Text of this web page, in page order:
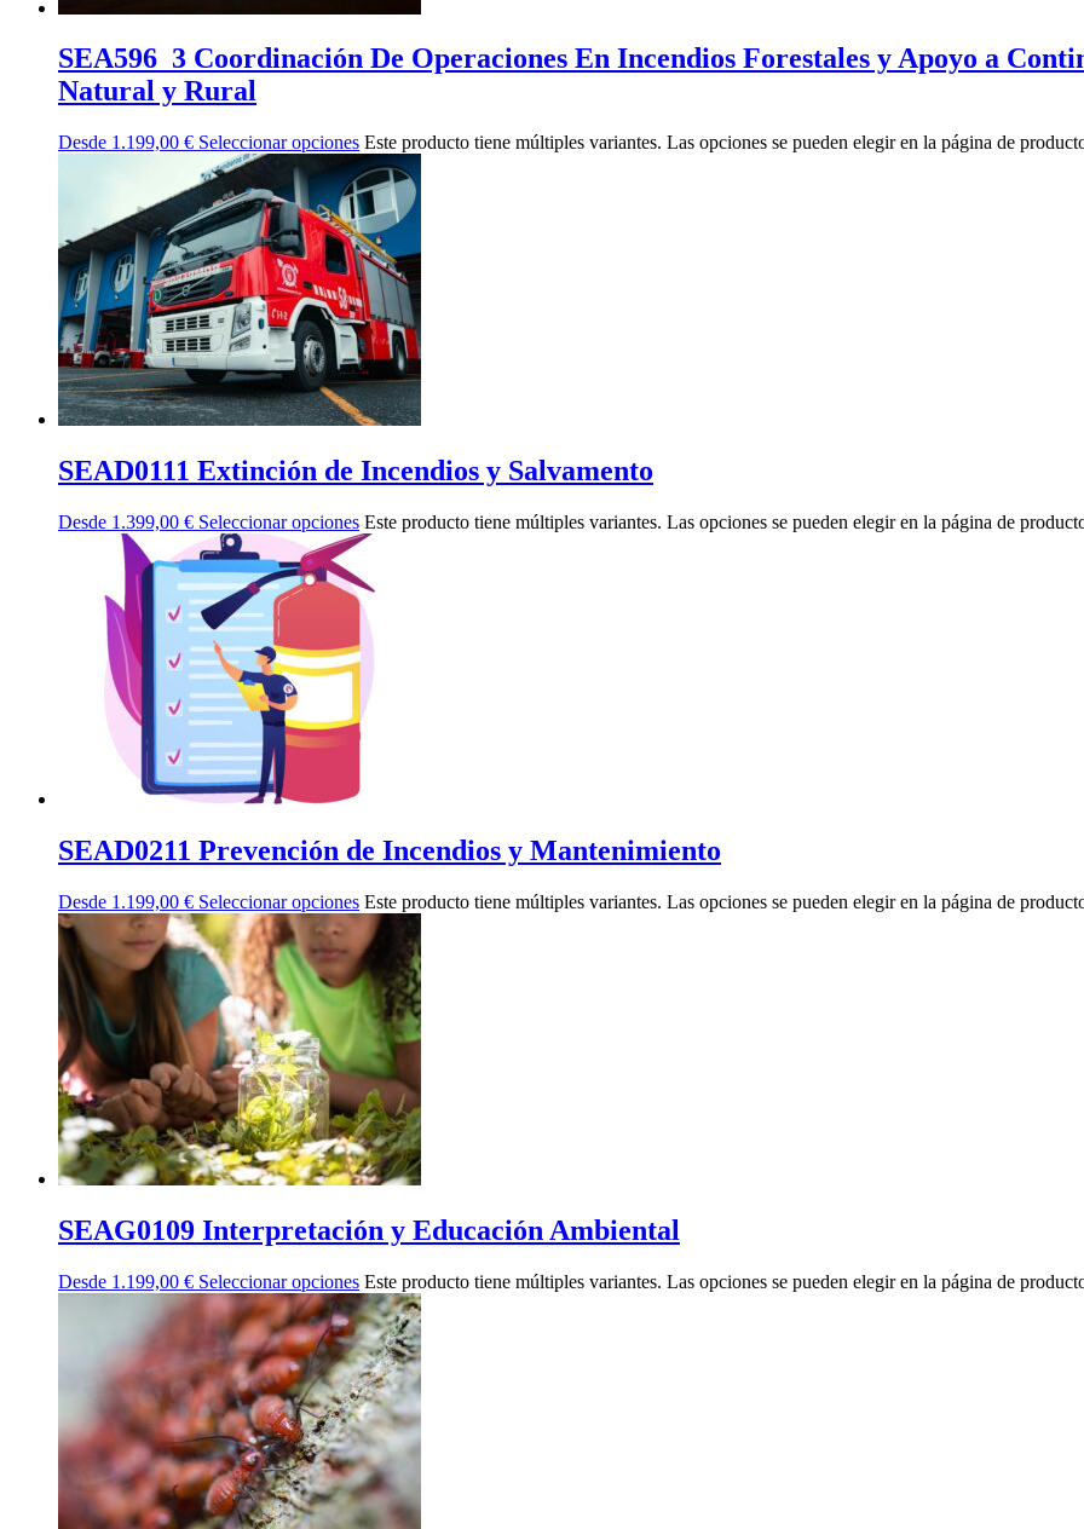
SEA596_3 Coordinación De Operaciones En Incendios Forestales y Apoyo a
Natural y Rural
Desde 1.199,00 € Seleccionar opciones Este producto tiene múltiples variantes. Las opciones se pueden elegir en la página de
SEAD0111 Extinción de Incendios y Salvamento
Desde 1.399,00 € Seleccionar opciones Este producto tiene múltiples variantes. Las opciones se pueden elegir en la página de
SEAD0211 Prevención de Incendios y Mantenimiento
Desde 1.199,00 € Seleccionar opciones Este producto tiene múltiples variantes. Las opciones se pueden elegir en la página de
SEAG0109 Interpretación y Educación Ambiental
Desde 1.199,00 € Seleccionar opciones Este producto tiene múltiples variantes. Las opciones se pueden elegir en la página de